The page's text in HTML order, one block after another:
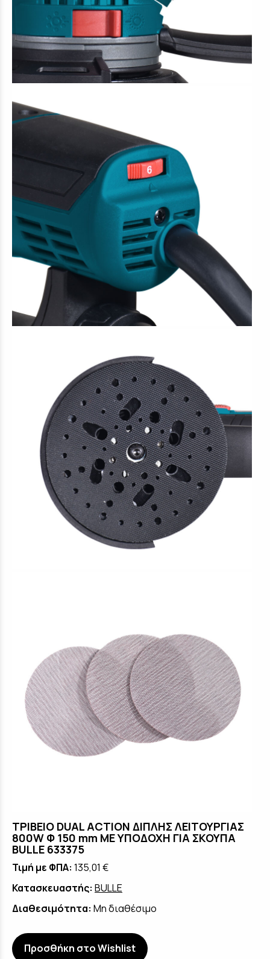
ΤΡΙΒΕΙΟ DUAL ACTION ΔΙΠΛΗΣ ΛΕΙΤΟΥΡΓΙΑΣ
800W Φ 150 mm ΜΕ ΥΠΟΔΟΧΗ ΓΙΑ ΣΚΟΥΠΑ
BULLE 633375
Τιμή με ΦΠΑ: 135,01 €
Κατασκευαστής: BULLE
Διαθεσιμότητα: Μη διαθέσιμο
Προσθήκη στο Wishlist